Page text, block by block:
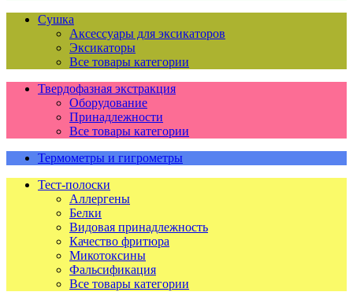
Сушка
Аксессуары для эксикаторов
Эксикаторы
Все товары категории
Твердофазная экстракция
Оборудование
Принадлежности
Все товары категории
Термометры и гигрометры
Тест-полоски
Аллергены
Белки
Видовая принадлежность
Качество фритюра
Микотоксины
Фальсификация
Все товары категории